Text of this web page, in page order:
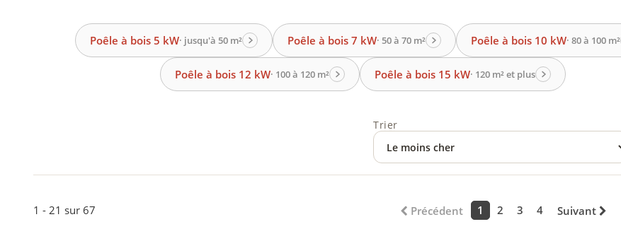
Poêle à bois 5 kW· jusqu'à 50 m² Poêle à bois 7 kW· 50 à 70 m² Poêle à bois 10 kW· 80 à 100 m²
Poêle à bois 12 kW· 100 à 120 m² Poêle à bois 15 kW· 120 m² et plus
Trier
Précédent 1 2 3 4 Suivant
1 - 21 sur 67